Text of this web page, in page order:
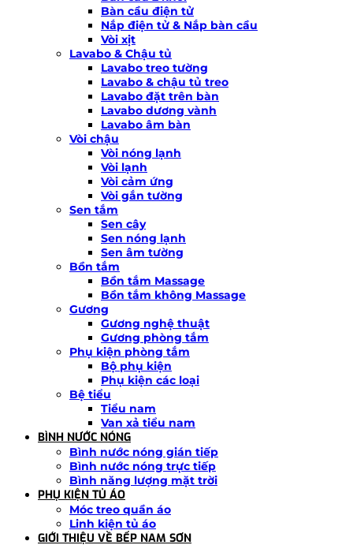
Bàn cầu điện tử
Nắp điện tử & Nắp bàn cầu
Vòi xịt
Lavabo & Chậu tủ
Lavabo treo tường
Lavabo & chậu tủ treo
Lavabo đặt trên bàn
Lavabo dương vành
Lavabo âm bàn
Vòi chậu
Vòi nóng lạnh
Vòi lạnh
Vòi cảm ứng
Vòi gắn tường
Sen tắm
Sen cây
Sen nóng lạnh
Sen âm tường
Bồn tắm
Bồn tắm Massage
Bồn tắm không Massage
Gương
Gương nghệ thuật
Gương phòng tắm
Phụ kiện phòng tắm
Bộ phụ kiện
Phụ kiện các loại
Bệ tiểu
Tiểu nam
Van xả tiểu nam
BÌNH NƯỚC NÓNG
Bình nước nóng gián tiếp
Bình nước nóng trực tiếp
Bình năng lượng mặt trời
PHỤ KIỆN TỦ ÁO
Móc treo quần áo
Linh kiện tủ áo
GIỚI THIỆU VỀ BẾP NAM SƠN